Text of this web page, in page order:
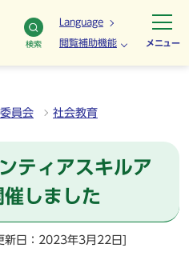
検索
Language
閲覧補助機能 メニュー
員会 社会教育
ティアスキルア
しました
新日：2023年3月22日]